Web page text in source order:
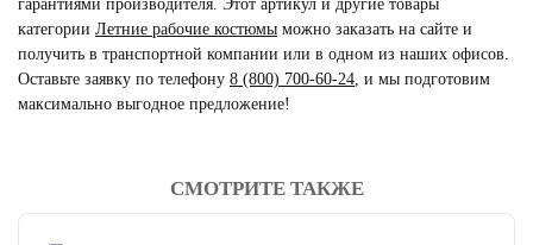
гарантиями производителя. Этот артикул и другие товары
категории Летние рабочие костюмы можно заказать на сайте и
получить в транспортной компании или в одном из наших офисов.
Оставьте заявку по телефону 8 (800) 700-60-24 и мы подготовим
максимально выгодное предложение!
СМОТРИТЕ ТАКЖЕ